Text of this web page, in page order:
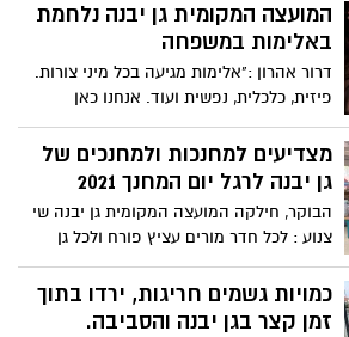
המועצה המקומית גן יבנה נלחמת
באלימות במשפחה
דרור אהרון :"אלימות מגיעה בכל מיני צורות.
פיזית, כלכלית, נפשית ועוד. אנחנו כאן
למענכן/ם בכל סיטואציה. אל תהססו לפנות
עלינו. מגיע לכם/ן לחיות חיים מלאים, בטוחים
וטובים."
מצדיעים למחנכות ולמחנכים של
גן יבנה לרגל יום המחנך 2021
הבוקר, חילקה המועצה המקומית גן יבנה שי
צנוע : לכל חדר מורים עציץ פורח ולכל גן
ילדים קומקום חשמלי וסט קפה וסוכר כאות
הערכה על פועלם של המורים, המורות
והגננות.
כמויות גשמים חריגות, ירדו בתוך
זמן קצר בגן יבנה והסביבה.